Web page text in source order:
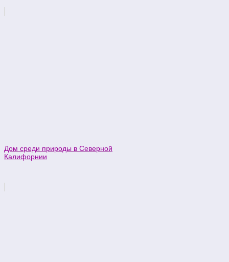
Дом среди природы в Северной
Калифорнии